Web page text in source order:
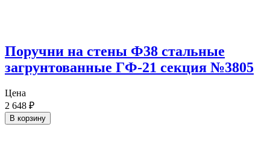
Поручни на стены Ф38 стальные
загрунтованные ГФ-21 секция №3805
Цена
2 648 ₽
В корзину